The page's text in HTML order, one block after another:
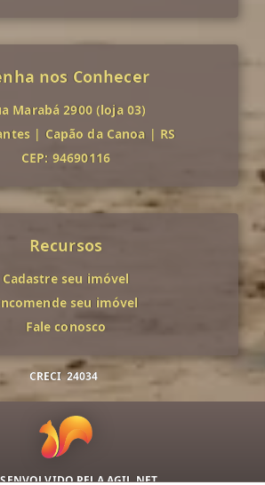
nos Conhecer
Marabá 2900 (loja 03)
| Capão da Canoa | RS
CEP: 94690116
Recursos
Cadastre seu imóvel
seu imóvel
Fale conosco
CRECI 24034
PELAAGIL.NET